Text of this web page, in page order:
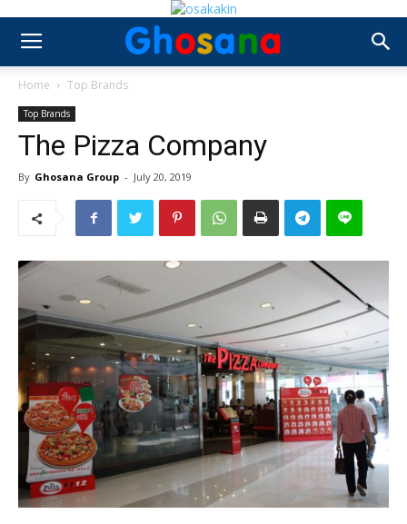
Home Top Brands
Top Brands
The Pizza Company
By Ghosana Group - July 20, 2019